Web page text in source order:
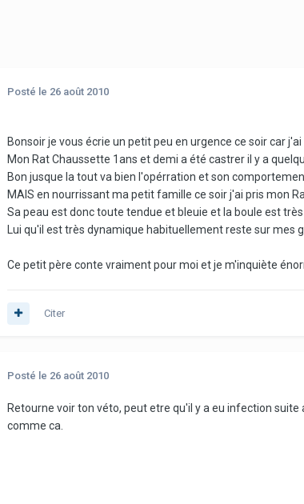
Posté le 26 août 2010
Bonsoir je vous écrie un petit peu en urgence ce soir car j'ai
Mon Rat Chaussette 1ans et demi a été castrer il y a
Bon jusque la tout va bien l'opérration et son
MAIS en nourrissant ma petit famille ce soir j'ai pris mon
Sa peau est donc toute tendue et bleuie et la boule est très
Lui qu'il est très dynamique habituellement reste sur mes
Ce petit père conte vraiment pour moi et je m'inquiète
Citer
Posté le 26 août 2010
Retourne voir ton véto, peut etre qu'il y a eu infection
comme ca.